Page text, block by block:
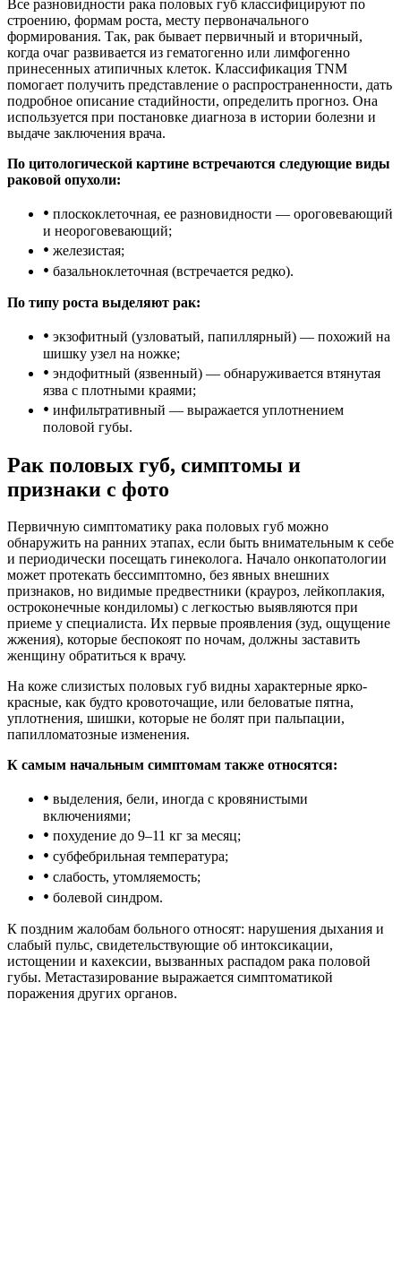
Все разновидности рака половых губ классифицируют по
строению, формам роста, месту первоначального
формирования. Так, рак бывает первичный и вторичный,
когда очаг развивается из гематогенно или лимфогенно
принесенных атипичных клеток. Классификация TNM
помогает получить представление о распространенности, дать
подробное описание стадийности, определить прогноз. Она
используется при постановке диагноза в истории болезни и
выдаче заключения врача.
По цитологической картине встречаются следующие виды
раковой опухоли:
• плоскоклеточная, ее разновидности — ороговевающий
и неороговевающий;
• железистая;
• базальноклеточная (встречается редко).
По типу роста выделяют рак:
• экзофитный (узловатый, папиллярный) — похожий на
шишку узел на ножке;
• эндофитный (язвенный) — обнаруживается втянутая
язва с плотными краями;
• инфильтративный — выражается уплотнением
половой губы.
Рак половых губ, симптомы и
признаки с фото
Первичную симптоматику рака половых губ можно
обнаружить на ранних этапах, если быть внимательным к себе
и периодически посещать гинеколога. Начало онкопатологии
может протекать бессимптомно, без явных внешних
признаков, но видимые предвестники (крауроз, лейкоплакия,
остроконечные кондиломы) с легкостью выявляются при
приеме у специалиста. Их первые проявления (зуд, ощущение
жжения), которые беспокоят по ночам, должны заставить
женщину обратиться к врачу.
На коже слизистых половых губ видны характерные ярко-
красные, как будто кровоточащие, или беловатые пятна,
уплотнения, шишки, которые не болят при пальпации,
папилломатозные изменения.
К самым начальным симптомам также относятся:
• выделения, бели, иногда с кровянистыми
включениями;
• похудение до 9–11 кг за месяц;
• субфебрильная температура;
• слабость, утомляемость;
• болевой синдром.
К поздним жалобам больного относят: нарушения дыхания и
слабый пульс, свидетельствующие об интоксикации,
истощении и кахексии, вызванных распадом рака половой
губы. Метастазирование выражается симптоматикой
поражения других органов.